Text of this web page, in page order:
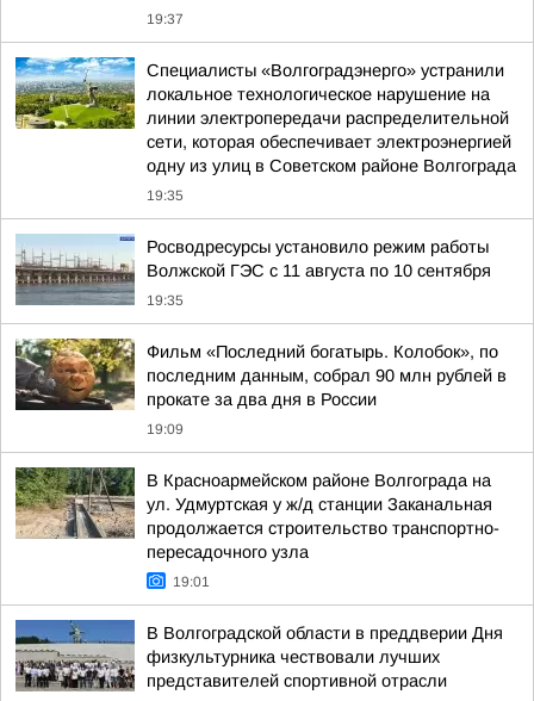
19:37
Специалисты «Волгоградэнерго» устранили
локальное технологическое нарушение на
линии электропередачи распределительной
сети, которая обеспечивает электроэнергией
одну из улиц в Советском районе Волгограда
19:35
Росводресурсы установило режим работы
Волжской ГЭС с 11 августа по 10 сентября
19:35
Фильм «Последний богатырь. Колобок», по
последним данным, собрал 90 млн рублей в
прокате за два дня в России
19:09
В Красноармейском районе Волгограда на
ул. Удмуртская у ж/д станции Заканальная
продолжается строительство транспортно-
пересадочного узла
19:01
В Волгоградской области в преддверии Дня
физкультурника чествовали лучших
представителей спортивной отрасли